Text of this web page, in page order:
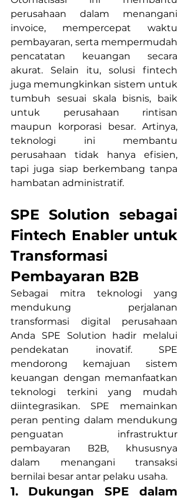
perusahaan dalam menangani
invoice, mempercepat waktu
pembayaran, serta mempermudah
pencatatan keuangan secara
akurat. Selain itu, solusi fintech
juga memungkinkan sistem untuk
tumbuh sesuai skala bisnis, baik
untuk perusahaan rintisan
maupun korporasi besar. Artinya,
teknologi ini membantu
perusahaan tidak hanya efisien,
tapi juga siap berkembang tanpa
hambatan administratif.
SPE Solution sebagai
Fintech Enabler untuk
Transformasi
Pembayaran B2B
Sebagai mitra teknologi yang
mendukung perjalanan
transformasi digital perusahaan
Anda SPE Solution hadir melalui
pendekatan inovatif. SPE
mendorong kemajuan sistem
keuangan dengan memanfaatkan
teknologi terkini yang mudah
diintegrasikan. SPE memainkan
peran penting dalam mendukung
penguatan infrastruktur
pembayaran B2B, khususnya
dalam menangani transaksi
bernilai besar antar pelaku usaha.
1.
Dukungan SPE dalam